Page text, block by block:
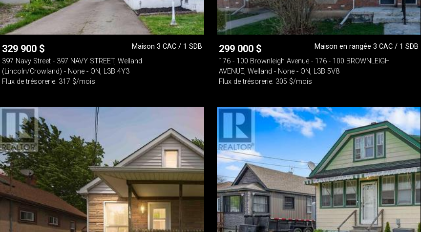
329 900 $
Maison 3 CAC / 1 SDB
397 Navy Street - 397 NAVY STREET, Welland
(Lincoln/Crowland) - None - ON, L3B 4Y3
Flux de trésorerie: 317 $/mois
299 000 $
Maison en rangée 3 CAC / 1 SDB
176 - 100 Brownleigh Avenue - 176 - 100 BROWNLEIGH
AVENUE, Welland - None - ON, L3B 5V8
Flux de trésorerie: 305 $/mois